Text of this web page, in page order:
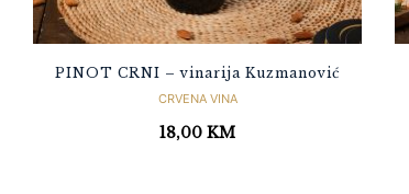
PINOT CRNI – vinarija Kuzmanović
CRVENA VINA
18,00 KM